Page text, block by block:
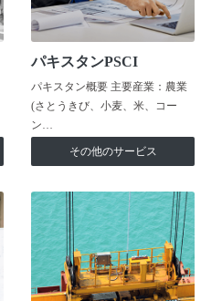
パキスタンPSCI
パキスタン概要 主要産業：農業
(さとうきび、小麦、米、コー
ン…
その他のサービス